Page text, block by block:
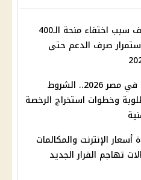
التموين تكشف سبب اختفاء منحة الـ400
صرف الدعم حتى
رخصة القيادة في مصر 2026.. الشروط
وخطوات استخراج الرخصة
أسعار الإنترنت والمكالمات
تهاجم القرار الجديد